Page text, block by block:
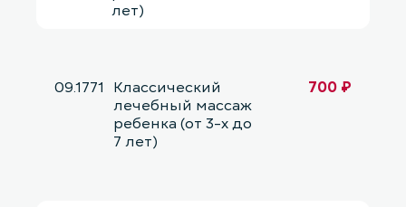
лет)
09.1771 Классический
лечебный массаж
ребенка (от 3-х до
7 лет)
700 ₽